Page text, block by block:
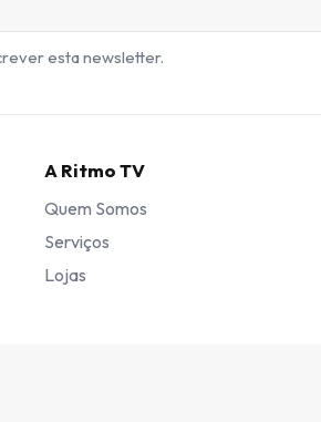
esta newsletter.
A Ritmo TV
Quem Somos
Serviços
Lojas